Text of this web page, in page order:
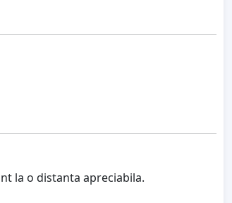
la o distanta apreciabila.